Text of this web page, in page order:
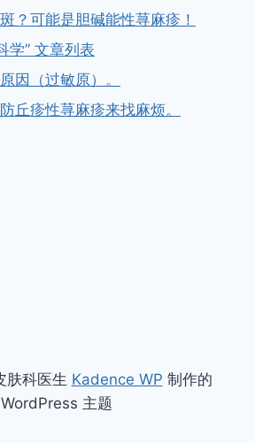
？可能是胆碱能性荨麻疹！
学” 文章列表
因（过敏原）。
丘疹性荨麻疹来找麻烦。
科医生 Kadence WP 制作的
WordPress 主题